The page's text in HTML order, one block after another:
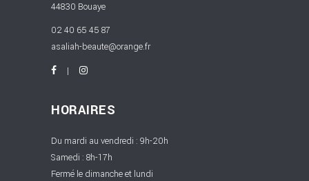
44830 Bouaye
02 40 65 45 87
asaliah-beaute@orange.fr
HORAIRES
Du mardi au vendredi : 9h-20h
Samedi : 8h-17h
Fermé le dimanche et lundi